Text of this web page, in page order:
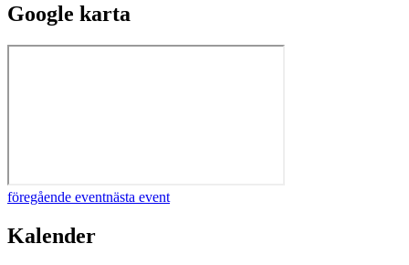
Google karta
föregående eventnästa event
Kalender